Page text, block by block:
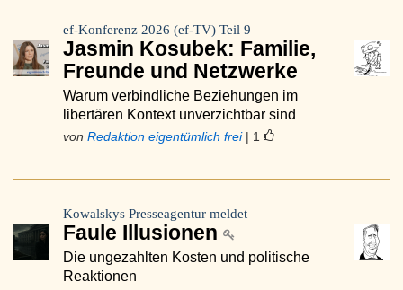
ef-Konferenz 2026 (ef-TV) Teil 9
Jasmin Kosubek: Familie,
Freunde und Netzwerke
Warum verbindliche Beziehungen im
libertären Kontext unverzichtbar sind
von Redaktion eigentümlich frei| 1
Kowalskys Presseagentur meldet
Faule Illusionen
Die ungezahlten Kosten und politische
Reaktionen